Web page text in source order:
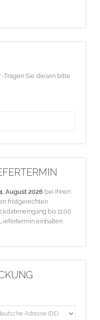
Tragen Sie diesen bitte
August 2026 bei Ihnen
fristgerechten
bis 11:00
einhalten